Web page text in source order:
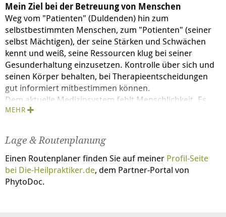
wissenschaftlich bewertet.
Ab Oktober 2005 Beteiligung an Planung und
Durchführung einer wissenschaftlichen Untersuchung
zum Thema Nutzung und Evaluation
Naturheilkundlicher Methoden in
allgemeinmedizinischen Praxen (Leitung Dr. Stefanie
Joos, Prof. Joachim Szescenyi, Abteilung
Allgemeinmedizin, Universität Heidelberg). Abschluss
der Studie 2007 unter Beteiligung von 1500
niedergelassenen KollegInnen (Responderrate bei 3000
Beteiligung am Kompetenzzentrum Allgemeinmedizin
unter Leitung von Frau Prof. Dr. Stefanie Joos. Eine
Initiative zur Förderung der hausärztlichen Medizin mit
Förderung durch das BMFT (Bundesministerium für
Mein Ziel bei der Betreuung von Menschen
Weg vom "Patienten" (Duldenden) hin zum
selbstbestimmten Menschen, zum "Potienten" (seiner
selbst Mächtigen), der seine Stärken und Schwächen
kennt und weiß, seine Ressourcen klug bei seiner
Gesunderhaltung einzusetzen. Kontrolle über sich und
seinen Körper behalten, bei Therapieentscheidungen
gut informiert mitbestimmen können.
Dem aktuelle Medizinsystem fehlt Menschlichkeit. Es
herrscht ein mechanistisches Menschenbild vor,
Therapiealltag bestimmen.
Unkonventionelle, nicht schulmedizinische Methoden
sind, geeignet eingesetzt, eine sehr fruchtbare
Ergänzung und oft auch Ersatz in der Therapie. Es ist
wichtig, Stärken und Schwächen der Naturheilverfahren
MEHR
Lage & Routenplanung
Einen Routenplaner finden Sie auf meiner Profil-Seite
bei Die-Heilpraktiker.de, dem Partner-Portal von
PhytoDoc.